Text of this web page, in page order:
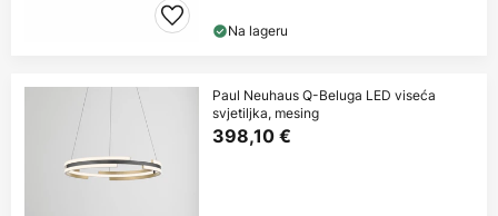
Na lageru
Paul Neuhaus Q-Beluga LED viseća
svjetiljka, mesing
398,10 €